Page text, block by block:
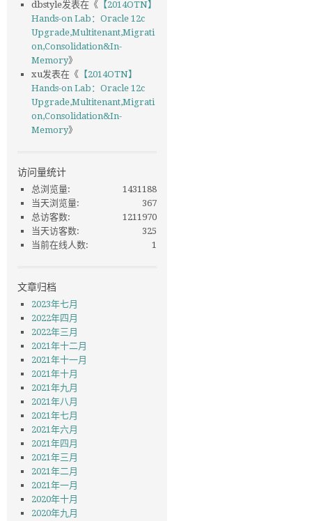
dbstyle发表在《 【2014OTN】
Hands-on Lab：Oracle 12c
Upgrade,Multitenant,Migrati
on,Consolidation&In-
Memory》
xu发表在《 【2014OTN】
Hands-on Lab：Oracle 12c
Upgrade,Multitenant,Migrati
on,Consolidation&In-
Memory》
访问量统计
1431188
总浏览量:
367
当天浏览量:
1211970
总访客数:
325
当天访客数:
1
当前在线人数:
文章归档
2023年七月
2022年四月
2022年三月
2021年十二月
2021年十一月
2021年十月
2021年九月
2021年八月
2021年七月
2021年六月
2021年四月
2021年三月
2021年二月
2021年一月
2020年十月
2020年九月